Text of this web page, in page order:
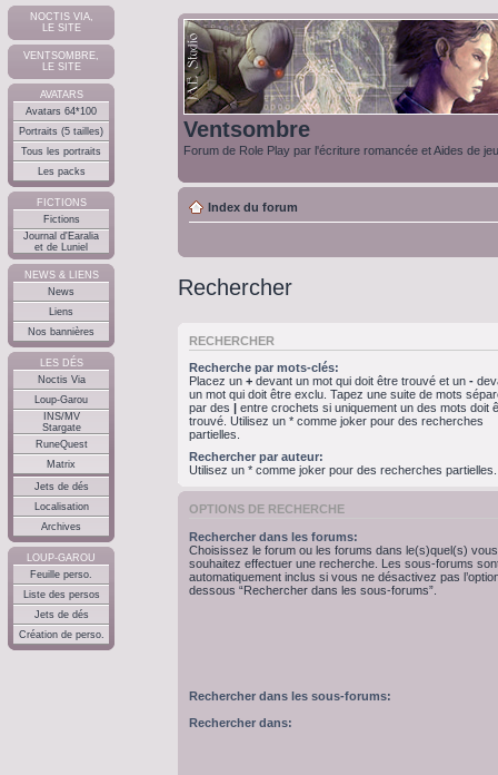
NOCTIS VIA,
LE SITE
VENTSOMBRE,
LE SITE
AVATARS
Avatars 64*100
Portraits (5 tailles)
Tous les portraits
Les packs
FICTIONS
Fictions
Journal d'Earalia
et de Luniel
NEWS & LIENS
News
Liens
Nos bannières
LES DÉS
Noctis Via
Loup-Garou
INS/MV
Stargate
RuneQuest
Matrix
Jets de dés
Localisation
Archives
LOUP-GAROU
Feuille perso.
Liste des persos
Jets de dés
Création de perso.
Ventsombre
Forum de Role Play par l'écriture romancée et Aides de
Index du forum
Rechercher
RECHERCHER
Recherche par mots-clés:
Placez un + devant un mot qui doit être trouvé et un -
un mot qui doit être exclu. Tapez une suite de mots
par des | entre crochets si uniquement un des mots doit
trouvé. Utilisez un * comme joker pour des recherches
partielles.
Rechercher par auteur:
Utilisez un * comme joker pour des recherches partielles.
OPTIONS DE RECHERCHE
Rechercher dans les forums:
Choisissez le forum ou les forums dans le(s)quel(s) vous
souhaitez effectuer une recherche. Les sous-forums
automatiquement inclus si vous ne désactivez pas
dessous “Rechercher dans les sous-forums”.
Rechercher dans les sous-forums:
Rechercher dans: